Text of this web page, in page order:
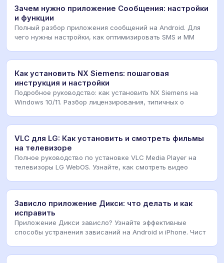
Зачем нужно приложение Сообщения: настройки
и функции
Полный разбор приложения сообщений на Android. Для
чего нужны настройки, как оптимизировать SMS и MM
Как установить NX Siemens: пошаговая
инструкция и настройки
Подробное руководство: как установить NX Siemens на
Windows 10/11. Разбор лицензирования, типичных о
VLC для LG: Как установить и смотреть фильмы
на телевизоре
Полное руководство по установке VLC Media Player на
телевизоры LG WebOS. Узнайте, как смотреть видео
Зависло приложение Дикси: что делать и как
исправить
Приложение Дикси зависло? Узнайте эффективные
способы устранения зависаний на Android и iPhone. Чист